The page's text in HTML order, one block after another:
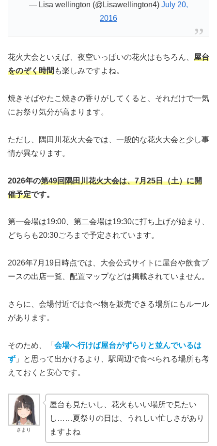
— Lisa wellington (@Lisawellington4) July 20,
2016
花火大会といえば、夜空いっぱいの花火はもちろん、 屋台
をのぞく時間も楽しみですよね。
焼きそばやたこ焼きの香りがしてくると、それだけで一気
にお祭り気分が高まります。
ただし、隅田川花火大会では、一般的な花火大会と少し事
情が異なります。
2026年の第49回隅田川花火大会は、7月25日（土）に開
催予定です。
第一会場は19:00、第二会場は19:30に打ち上げが始まり、
どちらも20:30ごろまで予定されています。
2026年7月19日時点では、大会公式サイトに屋台や飲食ブ
ースの出店一覧、配置マップなどは掲載されていません。
さらに、会場付近では食べ物を販売できる場所にもルール
があります。
そのため、「 会場へ行けば屋台がずらりと並んでいるは
ず 」と思って出かけるより、駅周辺で食べられる場所も考
えておくと安心です。
さより
屋台も見たいし、花火もいい場所で見たい
し……夏祭りの日は、うれしい忙しさがあり
ますよね